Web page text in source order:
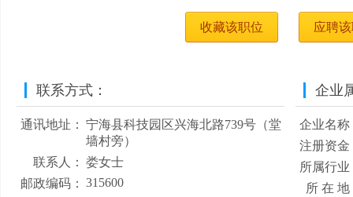
收藏该职位 应聘
联系方式：
通讯地址：
宁海县科技园区兴海北路739号（堂
墙村旁）
联系人：
娄女士
邮政编码：
315600
企业
企业名称
注册资金
所属行业
所 在 地